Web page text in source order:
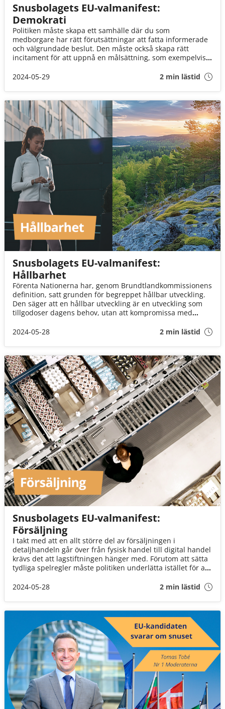
Snusbolagets EU-valmanifest:
Demokrati
Politiken måste skapa ett samhälle där du som
medborgare har rätt förutsättningar att fatta informerade
och välgrundade beslut. Den måste också skapa rätt
incitament för att uppnå en målsättning, som exempelvis
2024-05-29
2 min lästid
Snusbolagets EU-valmanifest:
Hållbarhet
Förenta Nationerna har, genom Brundtlandkommissionens
definition, satt grunden för begreppet hållbar utveckling.
Den säger att en hållbar utveckling är en utveckling som
tillgodoser dagens behov, utan att kompromissa med
För att uppnå detta måste alla branscher ställa om och på
2024-05-28 2 min lästid
Snusbolagets EU-valmanifest:
Försäljning
I takt med att en allt större del av försäljningen i
detaljhandeln går över från fysisk handel till digital handel
krävs det att lagstiftningen hänger med. Förutom att sätta
tydliga spelregler måste politiken underlätta istället för att
förutsättningar för försäljning av säkrare nikotinprodukter
2024-05-28 2 min lästid